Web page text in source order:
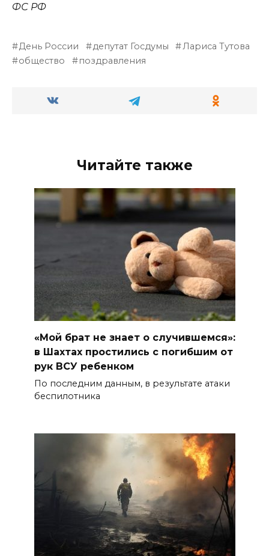
ФС РФ
День России депутат Госдумы
Лариса Тутова
общество
поздравления
Читайте также
«Мой брат не знает о случившемся»:
в Шахтах простились с погибшим от
рук ВСУ ребенком
По последним данным, в результате атаки
беспилотника